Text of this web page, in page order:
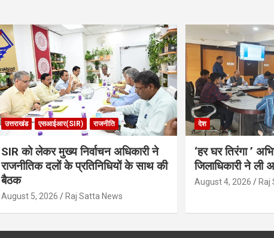
उत्तराखंड एसआईआर(SIR) राजनीति
SIR को लेकर मुख्य निर्वाचन अधिकारी ने
राजनीतिक दलों के प्रतिनिधियों के साथ की
बैठक
August 5, 2026 Raj Satta News
देश
‘हर घर तिरंगा ’
जिलाधिकारी ने ली
August 4, 2026 Raj